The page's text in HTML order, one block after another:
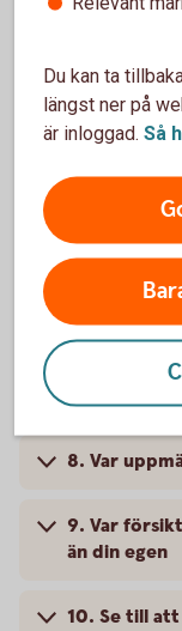
1. Personlig
2. Använd
3. Håll din
4. Byt
5.
6. Läs
7. Logga ut
8. Var
9. Var
än din egen
10. Se till
Du kan ta
längst ner på
är inloggad. Så